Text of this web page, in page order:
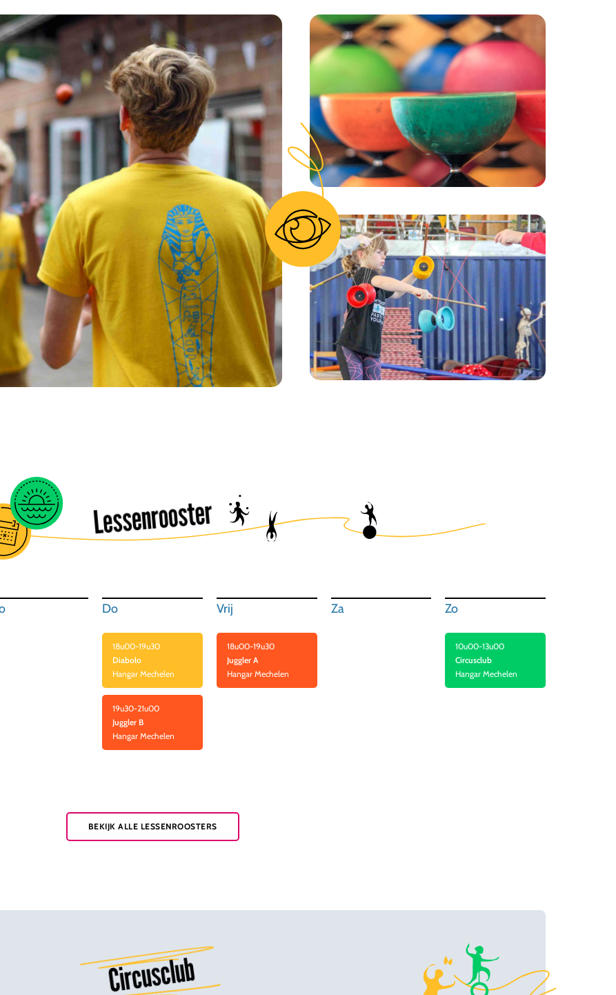
Lessenrooster
Do
18u00-19u30
Diabolo
Hangar Mechelen
19u30-21u00
Juggler B
Hangar Mechelen
Vrij
18u00-19u30
Juggler A
Hangar Mechelen
Za Zo
10u00-13u00
Circusclub
Hangar Mechelen
BEKIJK ALLE LESSENROOSTERS
Circusclub